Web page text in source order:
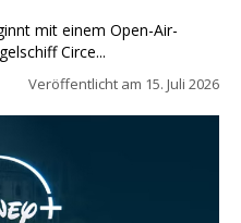
mit einem Open-Air-
Circe...
Veröffentlicht am 15. Juli 2026